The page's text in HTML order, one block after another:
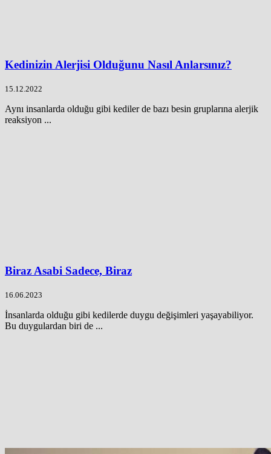
Kedinizin Alerjisi Olduğunu Nasıl Anlarsınız?
15.12.2022
Aynı insanlarda olduğu gibi kediler de bazı besin gruplarına alerjik
reaksiyon ...
Biraz Asabi Sadece, Biraz
16.06.2023
İnsanlarda olduğu gibi kedilerde duygu değişimleri yaşayabiliyor.
Bu duygulardan biri de ...